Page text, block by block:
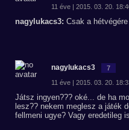
11 éve | 2015. 03. 20.
nagylukacs3: Csak a
nagylukacs3 7
11 éve | 2015. 03. 20.
Játsz ingyen??? oké... de ha
lesz?? nekem meglesz a játék
fellmeni ugye? Vagy eredetileg